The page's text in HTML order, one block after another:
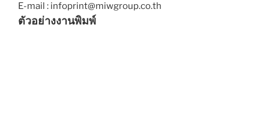
E-mail : infoprint@miwgroup.co.th
ตัวอย่างงานพิมพ์